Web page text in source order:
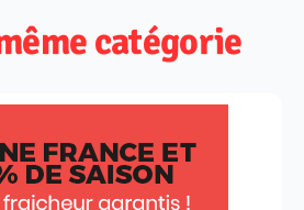
catégorie